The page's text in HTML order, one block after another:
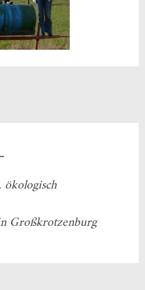
Großkrotzenburg